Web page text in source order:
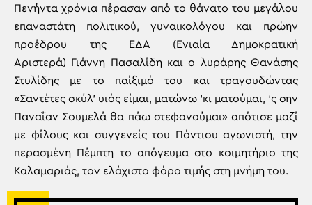
Πενήντα χρόνια πέρασαν από το θάνατο του μεγάλου
επαναστάτη πολιτικού, γυναικολόγου και πρώην
προέδρου της ΕΔΑ (Ενιαία Δημοκρατική
Αριστερά) Γιάννη Πασαλίδη και ο λυράρης Θανάσης
Στυλίδης με το παίξιμό του και τραγουδώντας
«Σαντέτες σκύλ’ υιός είμαι, ματώνω ‘κι ματούμαι, ‘ς σην
Παναΐαν Σουμελά θα πάω στεφανούμαι» απότισε μαζί
με φίλους και συγγενείς του Πόντιου αγωνιστή, την
περασμένη Πέμπτη το απόγευμα στο κοιμητήριο της
Καλαμαριάς, τον ελάχιστο φόρο τιμής στη μνήμη του.